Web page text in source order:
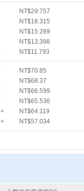
NT$29.757
NT$18.315
NT$15.289
NT$13.398
NT$11.793
NT$70.85
NT$68.37
NT$66.599
NT$65.536
NT$64.119
NT$57.034